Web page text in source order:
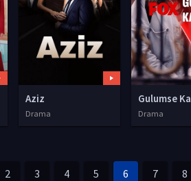
Aziz
Drama Drama
2 3 4 5 6 7 8